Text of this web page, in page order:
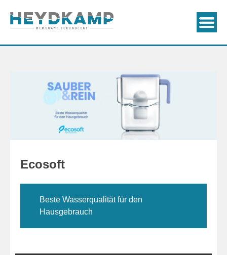
Ecosoft
Beste Wasserqualität für den
Hausgebrauch